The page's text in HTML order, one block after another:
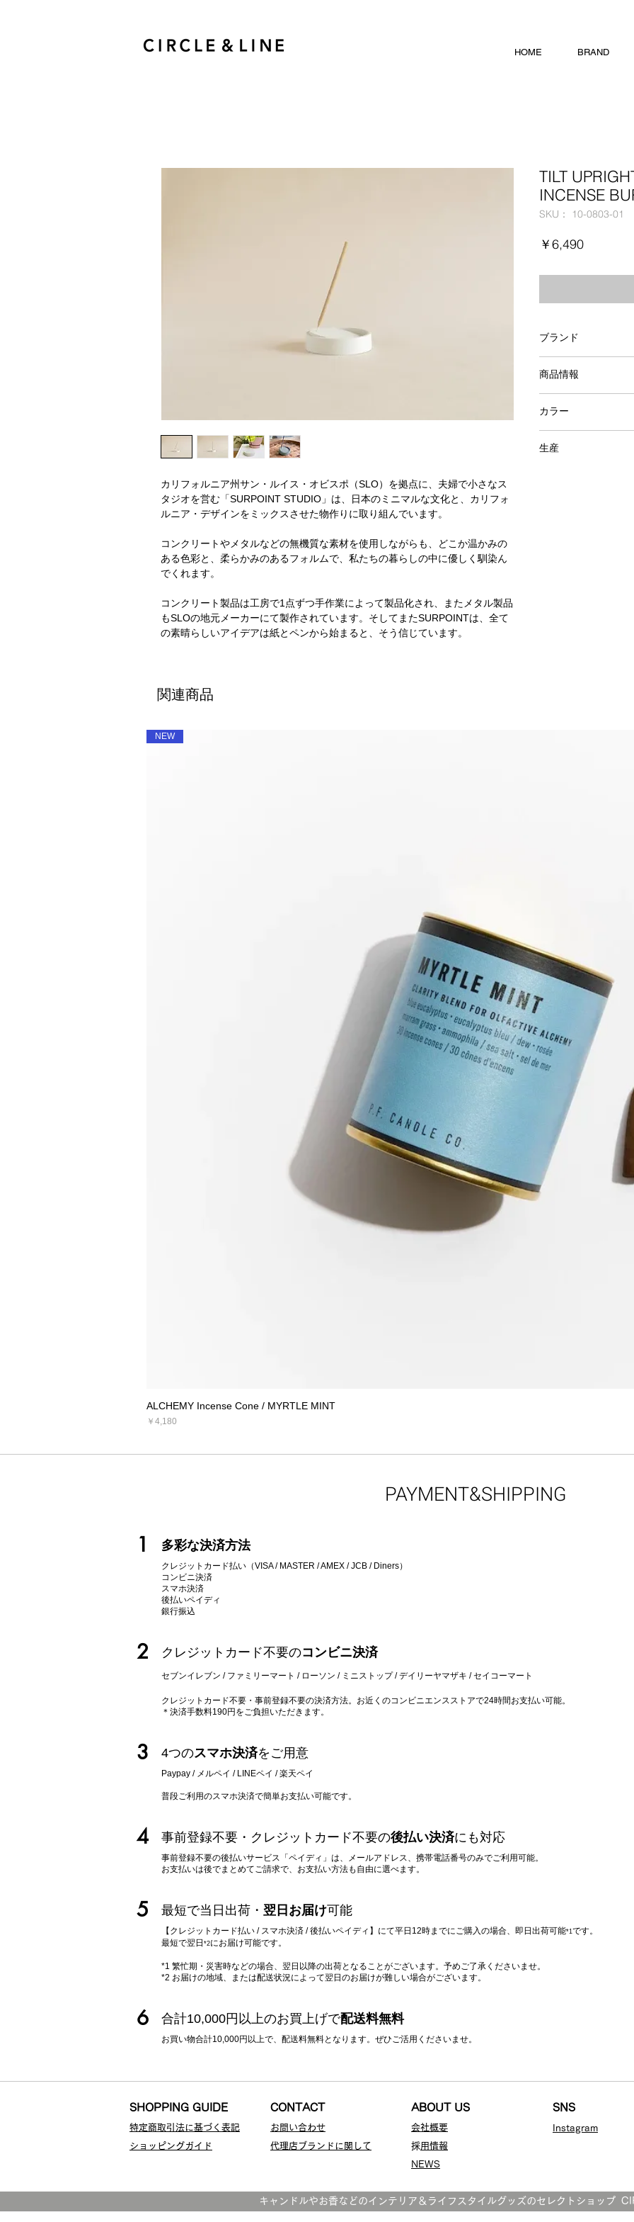
HOME BRAND
カリフォルニア州サン・ルイス・オビスポ（SLO）を拠点に、夫婦で小さなス
タジオを営む「SURPOINT STUDIO」は、日本のミニマルな文化と、カリフォ
ルニア・デザインをミックスさせた物作りに取り組んでいます。
コンクリートやメタルなどの無機質な素材を使用しながらも、どこか温かみの
ある色彩と、柔らかみのあるフォルムで、私たちの暮らしの中に優しく馴染ん
でくれます。
コンクリート製品は工房で1点ずつ手作業によって製品化され、またメタル製品
もSLOの地元メーカーにて製作されています。そしてまたSURPOINTは、全て
の素晴らしいアイデアは紙とペンから始まると、そう信じています。
TILT
INCENSE
SKU： 10-0803-01
￥6,490価
ブランド
商品情報
カラー
生産
関連商品
NEW
ALCHEMY Incense Cone / MYRTLE MINT
価格
￥4,180
PAYMENT&SHIPPING
1 多彩な決済方法
クレジットカード払い（VISA / MASTER / AMEX / JCB / Diners）
コンビニ決済
スマホ決済
後払いペイディ
​銀行振込
2 クレジットカード不要のコンビニ決済
セブンイレブン / ファミリーマート / ローソン / ミニストップ / デイリーヤマザキ / セイコーマート
クレジットカード不要・事前登録不要の決済方法。お近くのコンビニエンスストアで24時間お支払い可能。
＊決済手数料190円をご負担いただきます。
3 4つのスマホ決済をご用意
Paypay / メルペイ / LINEペイ / 楽天ペイ
​普段ご利用のスマホ決済で簡単お支払い可能です。
4 事前登録不要・クレジットカード不要の後払い決済にも対応
事前登録不要の後払いサービス「ペイディ」は、メールアドレス、携帯電話番号のみでご利用可能。
​お支払いは後でまとめてご請求で、お支払い方法も自由に選べます。
5 最短で当日出荷・ 翌日お届け可能
【クレジットカード払い / スマホ決済 / 後払いペイディ】にて平日12時までにご購入の場合、即日出荷可能*1です。
最短で翌日 *2にお届け可能です。
*1 繁忙期・災害時などの場合、翌日以降の出荷となることがございます。予めご了承くださいませ。
*2 お届けの地域、または配送状況によって翌日のお届けが難しい場合がございます。
6 合計10,000円以上のお買上げで配送料無料
お買い物合計10,000円以上で、配送料無料となります。ぜひご活用くださいませ。
SHOPPING GUIDE
特定商取引法に基づく表記
ショッピングガイド
CONTACT
お問い合わせ
代理店ブランドに関して
ABOUT US
会社概要
​採用情報
NEWS
SNS
Instagram
キャンドルやお香などのインテリア＆ライフスタイルグッズのセレクトショップ